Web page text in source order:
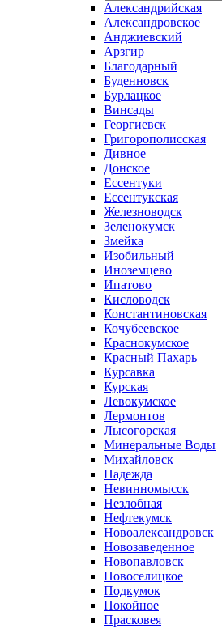
Александрийская
Александровское
Анджиевский
Арзгир
Благодарный
Буденновск
Бурлацкое
Винсады
Георгиевск
Григорополисская
Дивное
Донское
Ессентуки
Ессентукская
Железноводск
Зеленокумск
Змейка
Изобильный
Иноземцево
Ипатово
Кисловодск
Константиновская
Кочубеевское
Краснокумское
Красный Пахарь
Курсавка
Курская
Левокумское
Лермонтов
Лысогорская
Минеральные Воды
Михайловск
Надежда
Невинномысск
Незлобная
Нефтекумск
Новоалександровск
Новозаведенное
Новопавловск
Новоселицкое
Подкумок
Покойное
Прасковея